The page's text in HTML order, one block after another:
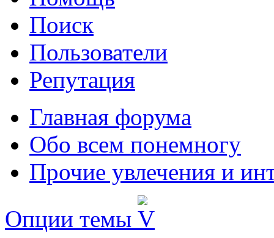
Поиск
Пользователи
Репутация
Главная форума
Обо всем понемногу
Прочие увлечения и
Опции темы